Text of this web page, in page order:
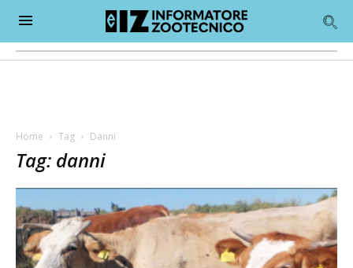
Home Tag Danni
Tag: danni